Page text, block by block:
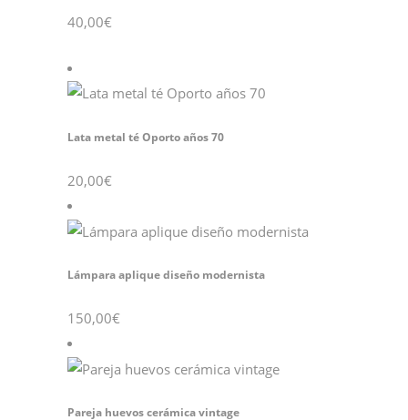
40,00€
Lata metal té Oporto años 70
20,00€
Lámpara aplique diseño modernista
150,00€
Pareja huevos cerámica vintage